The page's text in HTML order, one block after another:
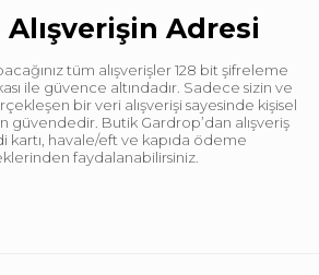
Adresi
tüm alışverişler 128 bit şifreleme
ile güvence altındadır. Sadece sizin ve
bir veri alışverişi sayesinde kişisel
güvendedir. Butik Gardrop’dan alışveriş
kartı, havale/eft ve kapıda ödeme
faydalanabilirsiniz.